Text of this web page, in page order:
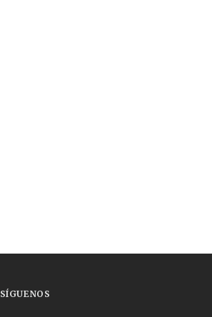
SÍGUENOS